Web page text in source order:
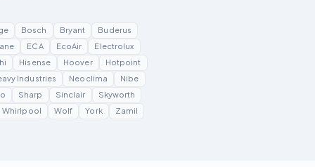
Bosch Bryant
Buderus
ECA EcoAir
Electrolux
Hisense Hoover
Hotpoint
Industries Neoclima
Nibe
Sharp Sinclair
Skyworth
Whirlpool Wolf York
Zamil